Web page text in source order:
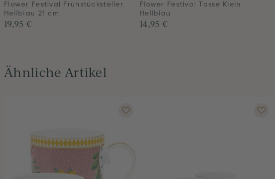
Flower Festival Frühstücksteller
Hellblau 21 cm
19,95 €
Flower Festival Tasse Klein
Hellblau
14,95 €
Ähnliche Artikel